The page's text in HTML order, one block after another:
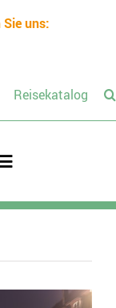
uns:
Reisekatalog